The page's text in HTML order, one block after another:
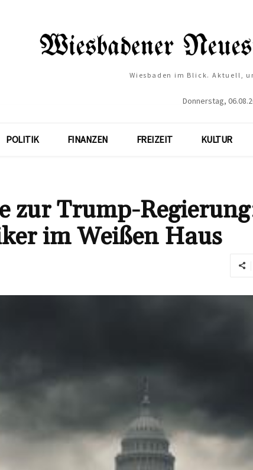
Wiesbaden im Blick. Aktuell,
Donnerstag,
POLITIK FINANZEN FREIZEIT KULTUR
zur Trump-
im Weißen Haus